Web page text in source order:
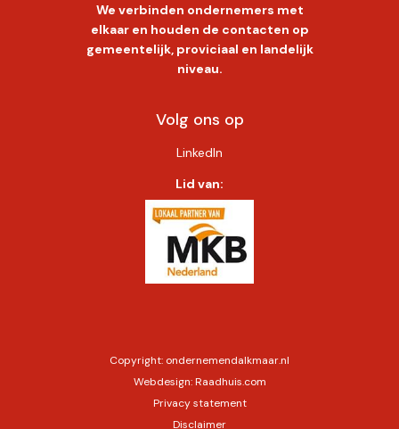
We verbinden ondernemers met
elkaar en houden de contacten op
gemeentelijk, proviciaal en landelijk
niveau.
Volg ons op
LinkedIn
Lid van:
Copyright: ondernemendalkmaar.nl
Webdesign:Raadhuis.com
Privacy statement
Disclaimer